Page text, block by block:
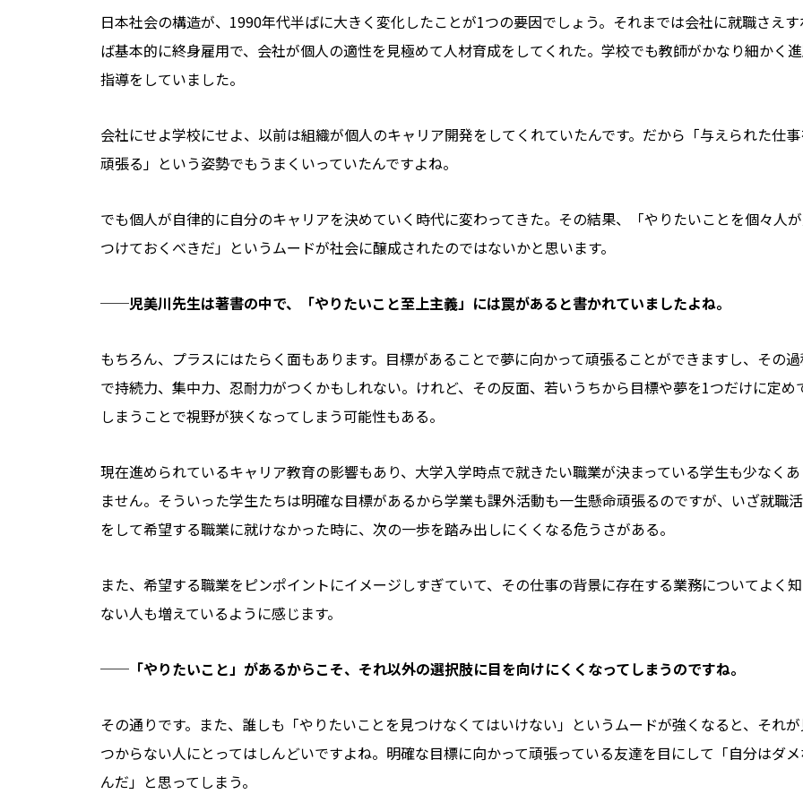
日本社会の構造が、1990年代半ばに大きく変化したことが1つの要因でしょう。それまでは会社に就職さえ
ば基本的に終身雇用で、会社が個人の適性を見極めて人材育成をしてくれた。学校でも教師がかなり細かく
指導をしていました。
会社にせよ学校にせよ、以前は組織が個人のキャリア開発をしてくれていたんです。だから「与えられた仕事
頑張る」という姿勢でもうまくいっていたんですよね。
でも個人が自律的に自分のキャリアを決めていく時代に変わってきた。その結果、「やりたいことを個々人
つけておくべきだ」というムードが社会に醸成されたのではないかと思います。
──児美川先生は著書の中で、「やりたいこと至上主義」には罠があると書かれていましたよね。
もちろん、プラスにはたらく面もあります。目標があることで夢に向かって頑張ることができますし、その
で持続力、集中力、忍耐力がつくかもしれない。けれど、その反面、若いうちから目標や夢を1つだけに定め
しまうことで視野が狭くなってしまう可能性もある。
現在進められているキャリア教育の影響もあり、大学入学時点で就きたい職業が決まっている学生も少なくあ
ません。そういった学生たちは明確な目標があるから学業も課外活動も一生懸命頑張るのですが、いざ就職
をして希望する職業に就けなかった時に、次の一歩を踏み出しにくくなる危うさがある。
また、希望する職業をピンポイントにイメージしすぎていて、その仕事の背景に存在する業務についてよく
ない人も増えているように感じます。
──「やりたいこと」があるからこそ、それ以外の選択肢に目を向けにくくなってしまうのですね。
その通りです。また、誰しも「やりたいことを見つけなくてはいけない」というムードが強くなると、それ
つからない人にとってはしんどいですよね。明確な目標に向かって頑張っている友達を目にして「自分はダ
んだ」と思ってしまう。